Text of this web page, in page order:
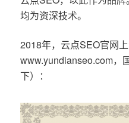
均为资深技术。
2018年，云点SEO官网上
www.yundianseo.com，
下）：